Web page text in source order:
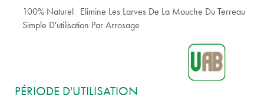
100% Naturel Elimine Les Larves De La Mouche Du Terreau
Simple D'utilisation Par Arrosage
PÉRIODE D'UTILISATION